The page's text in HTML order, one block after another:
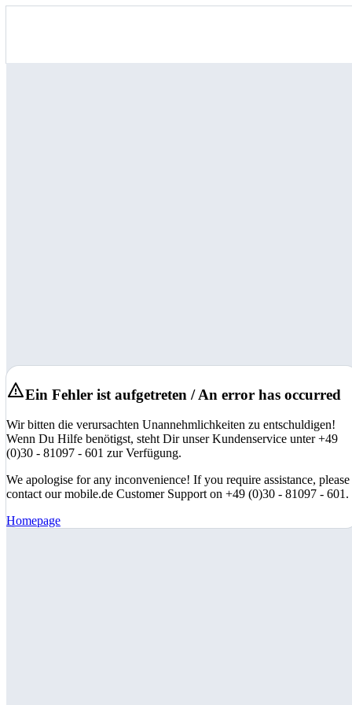
Ein Fehler ist aufgetreten / An error has occurred
Wir bitten die verursachten Unannehmlichkeiten zu entschuldigen!
Wenn Du Hilfe benötigst, steht Dir unser Kundenservice unter +49
(0)30 - 81097 - 601 zur Verfügung.
We apologise for any inconvenience! If you require assistance, please
contact our mobile.de Customer Support on +49 (0)30 - 81097 - 601.
Homepage